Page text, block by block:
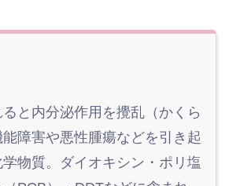
と内分泌作用を攪乱（かくら
障害や悪性腫瘍などを引き起
物質。ダイオキシン・ポリ塩